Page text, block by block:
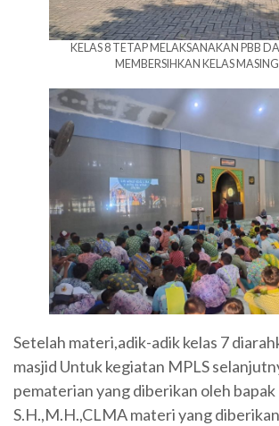
KELAS 8 TETAP MELAKSANAKAN PBB
MEMBERSIHKAN KELAS
Setelah materi,adik-adik kelas 7
masjid Untuk kegiatan MPLS
pematerian yang diberikan oleh
S.H.,M.H.,CLMA materi yang